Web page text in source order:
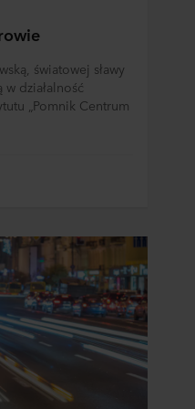
światowej sławy
w działalność
„Pomnik Centrum